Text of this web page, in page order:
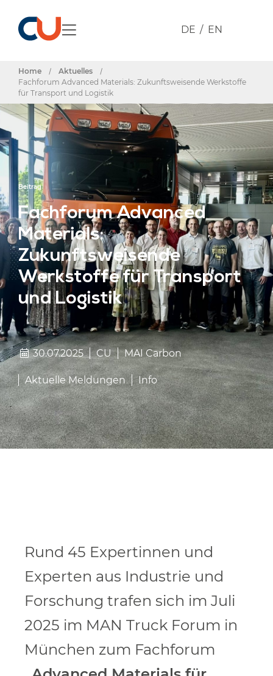
DE EN
Home / Aktuelles
/
Fachforum Advanced Materials: Zukunftsweisende Werkstoffe
für Transport und Logistik
Beitrag
Fachforum Advanced
Materials:
Zukunftsweisende
Werkstoffe für Transport
und Logistik
30.07.2025 CU MAI Carbon
Aktuelle Meldungen Info
Rund 45 Expertinnen und
Experten aus Industrie und
Forschung trafen sich im Juli
2025 im MAN Truck Forum in
München zum Fachforum